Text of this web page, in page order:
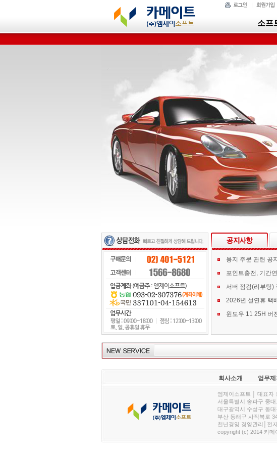
소프
용지 주문 관련 공지
포인트충전, 기간
서버 점검(리부팅)
2026년 설연휴 택
회사소개 업무
엠제이소프트 │ 대표자
서울특별시 송파구 중
대구광역시 수성구 동
부산 동래구 사직북로
천년경영 경영관리│전
copyright (c) 2014 카메